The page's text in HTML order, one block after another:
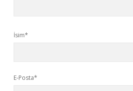
İsim*
E-Posta*